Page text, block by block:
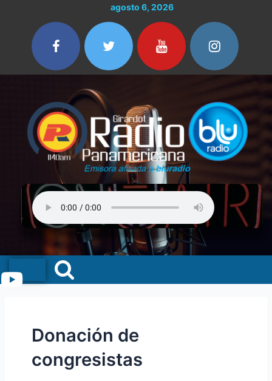
contenido
agosto 6, 2026
Menu
Donación de
congresistas